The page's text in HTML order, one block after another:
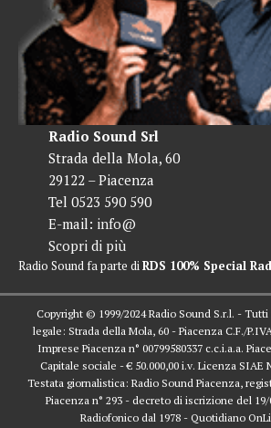
Radio Sound Srl
Strada della Mola, 60
29122 – Piacenza
Tel 0523 590 590
E-mail: info@
Scopri di più
Radio Sound fa parte di RDS 100% Special
Copyright © 1999/2024 Radio Sound S.r.l. -
legale: Strada della Mola, 60 - Piacenza C.F./
Imprese Piacenza n° 00799580337 c.c.i.a.a.
Capitale sociale - € 50.000,00 i.v. Licenza SIAE
Testata giornalistica: Radio Sound Piacenza,
Piacenza n° 293 - decreto di iscrizione del
Radiofonico dal 1978 - Quotidiano